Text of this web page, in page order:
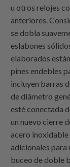
u otros relojes
anteriores.
se dobla
eslabones
elaborados
pines endebles
incluyen barras
de diámetro
esté conectada
un nuevo cierre
acero
adicionales para
buceo de doble